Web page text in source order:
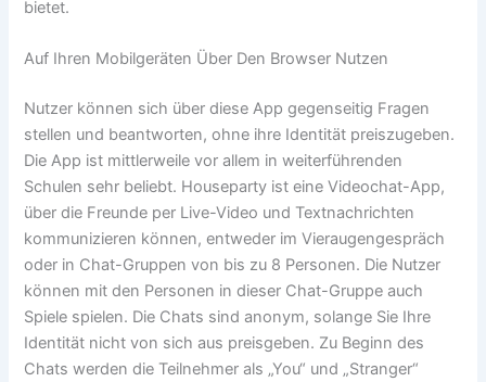
bietet.
Auf Ihren Mobilgeräten Über Den Browser Nutzen
Nutzer können sich über diese App gegenseitig Fragen
stellen und beantworten, ohne ihre Identität preiszugeben.
Die App ist mittlerweile vor allem in weiterführenden
Schulen sehr beliebt. Houseparty ist eine Videochat-App,
über die Freunde per Live-Video und Textnachrichten
kommunizieren können, entweder im Vieraugengespräch
oder in Chat-Gruppen von bis zu 8 Personen. Die Nutzer
können mit den Personen in dieser Chat-Gruppe auch
Spiele spielen. Die Chats sind anonym, solange Sie Ihre
Identität nicht von sich aus preisgeben. Zu Beginn des
Chats werden die Teilnehmer als „You“ und „Stranger“